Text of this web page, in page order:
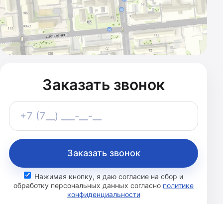
Заказать звонок
+7 (7__) ___-__-__
Заказать звонок
Нажимая кнопку, я даю согласие на сбор и
обработку персональных данных согласно политике
конфиденциальности